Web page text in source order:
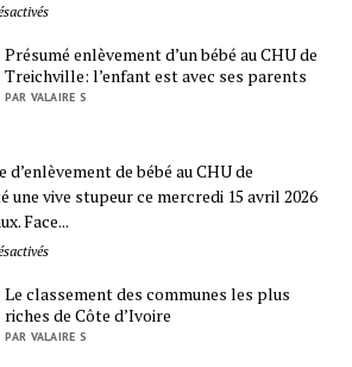
Présumé enlèvement d’un bébé au CHU de
Treichville: l’enfant est avec ses parents
PAR VALAIRE S
de bébé au CHU de
une vive stupeur ce mercredi 15 avril 2026
Face...
Le classement des communes les plus
riches de Côte d’Ivoire
PAR VALAIRE S